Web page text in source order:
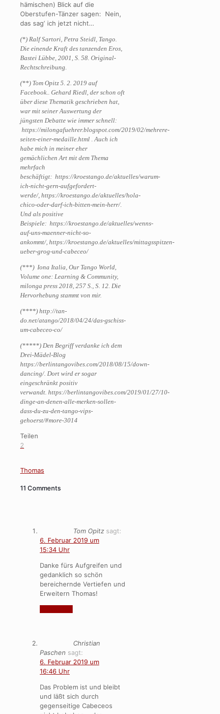
hämischen) Blick auf die
Oberstufen-Tänzer sagen: Nein,
das sag‘ ich jetzt nicht…
(*) Ralf Sartori, Petra Steidl, Tango.
Die einende Kraft des tanzenden Eros,
Bastei Lübbe, 2001, S. 58. Original-
Rechtschreibung.
(**) Tom Opitz 5. 2. 2019 auf
Facebook.. Gehard Riedl, der schon oft
über diese Thematik geschrieben hat,
war mit seiner Auswertung der
jüngsten Debatte wie immer schnell:
https://milongafuehrer.blogspot.com/2019/02/mehrere-
seiten-einer-medaille.html . Auch ich
habe mich in meiner eher
gemächlichen Art mit dem Thema
mehrfach
beschäftigt: https://kroestango.de/aktuelles/warum-
ich-nicht-gern-aufgefordert-
werde/, https://kroestango.de/aktuelles/hola-
chico-oder-darf-ich-bitten-mein-herr/.
Und als positive
Beispiele: https://kroestango.de/aktuelles/wenns-
auf-uns-maenner-nicht-so-
ankommt/, https://kroestango.de/aktuelles/mittagsspitzen-
ueber-grog-und-cabeceo/
(***) Iona Italia, Our Tango World,
Volume one: Learning & Community,
milonga press 2018, 257 S., S. 12. Die
Hervorhebung stammt von mir.
(****) http://tan-
do.net/atango/2018/04/24/das-gschiss-
um-cabeceo-co/
(*****) Den Begriff verdanke ich dem
Drei-Mädel-Blog
https://berlintangovibes.com/2018/08/15/down-
dancing/. Dort wird er sogar
eingeschränkt positiv
verwandt. https://berlintangovibes.com/2019/01/27/10-
dinge-an-denen-alle-merken-sollen-
dass-du-zu-den-tango-vips-
gehoerst/#more-3014
Teilen
2
Thomas
11 Comments
Tom Opitz sagt:
6. Februar 2019 um
15:34 Uhr
Danke fürs Aufgreifen und
gedanklich so schön
bereichernde Vertiefen und
Erweitern Thomas!
Christian
Paschen sagt:
6. Februar 2019 um
16:46 Uhr
Das Problem ist und bleibt
und läßt sich durch
gegenseitige Cabeceos